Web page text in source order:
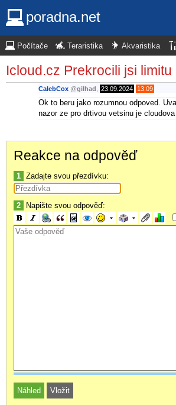
poradna.net
Počítače Teraristika Akvaristika
Icloud.cz Prekrocili jsi limitu
CalebCox @gilhad 23.09.2024 13:09
Ok to beru jako rozumnou odpoved.
nazor ze pro drtivou vetsinu je
Reakce na odpověď
1 Zadajte svou přezdívku:
2 Napište svou odpověď: